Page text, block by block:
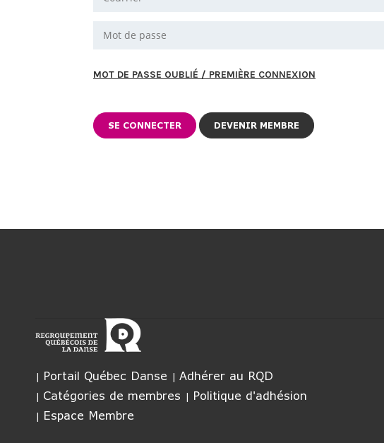
MOT DE PASSE OUBLIÉ / PREMIÈRE CONNEXION
DEVENIR MEMBRE
Portail Québec Danse
Adhérer au RQD
Catégories de membres
Politique d'adhésion
Espace Membre